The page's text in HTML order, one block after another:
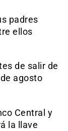
padres
ellos
de salir de
agosto
Central y
la llave